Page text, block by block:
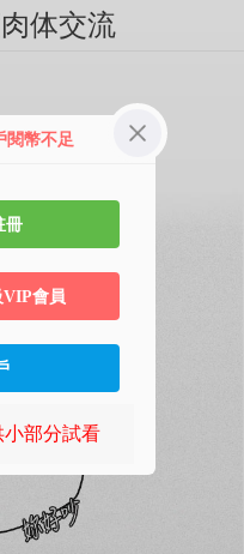
体交流
閱幣不足
冊
VIP會員
部分試看